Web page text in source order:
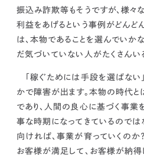
振込み詐欺等もそうですが、様々
利益をあげるという事例がどんど
は、本物であることを選んでいか
だ気づいていない人がたくさんい
「稼ぐためには手段を選ばない
かで障害が出ます。本物の時代とは
であり、人間の良心に基づく事業
事な時期になってきているのでは
向ければ、事業が育っていくのか
お客様が満足して、お客様が納得